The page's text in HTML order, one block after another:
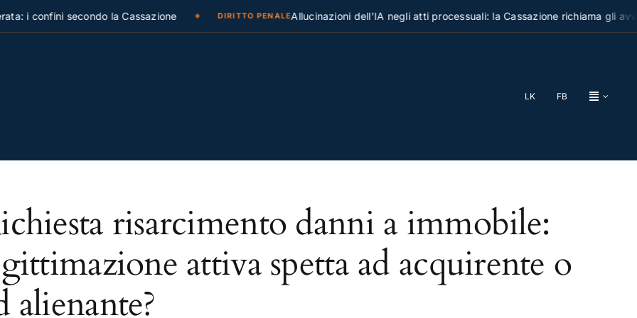
i confini secondo la Cassazione DIRITTO PENALEAllucinazioni dell’IA negli atti processuali: la Cassazione richiama gli
LK FB
risarcimento danni a immobile:
attiva spetta ad acquirente o
alienante?